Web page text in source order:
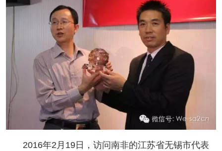
2016年2月19日，访问南非的江苏省无锡市代表